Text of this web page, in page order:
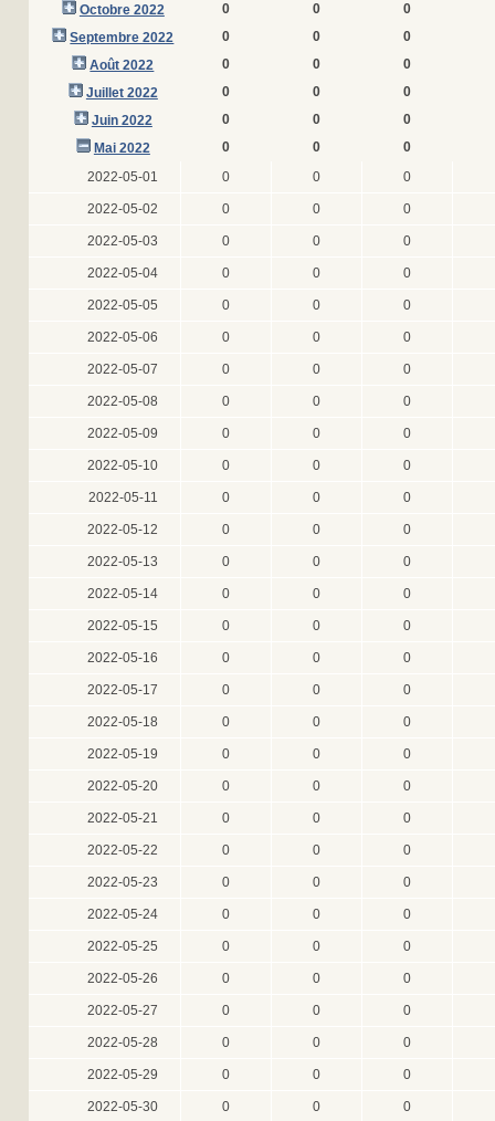
Octobre 2022
0 0
0
Septembre 2022
0 0
0
Août 2022
0 0
0
Juillet 2022
0 0
0
Juin 2022
0 0
0
Mai 2022
0 0
0
2022-05-01
0 0 0
2022-05-02 0 0 0
2022-05-03 0 0 0
2022-05-04 0 0 0
2022-05-05 0 0 0
2022-05-06 0 0 0
2022-05-07 0 0 0
2022-05-08 0 0 0
2022-05-09 0 0 0
2022-05-10 0 0 0
2022-05-11 0 0 0
2022-05-12 0 0 0
2022-05-13 0 0 0
2022-05-14 0 0 0
2022-05-15 0 0 0
2022-05-16 0 0 0
2022-05-17 0 0 0
2022-05-18 0 0 0
2022-05-19 0 0 0
2022-05-20 0 0 0
2022-05-21 0 0 0
2022-05-22 0 0 0
2022-05-23 0 0 0
2022-05-24 0 0 0
2022-05-25 0 0 0
2022-05-26 0 0 0
2022-05-27 0 0 0
2022-05-28 0 0 0
2022-05-29 0 0 0
2022-05-30 0 0 0